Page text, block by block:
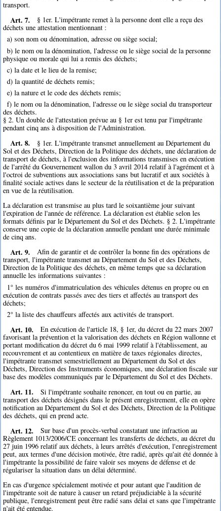
transport.
Art. 7.
§ 1er. L'impétrante remet à la personne dont elle a reçu des
déchets une attestation mentionnant :
a) son nom ou dénomination, adresse ou siège social;
b) le nom ou la dénomination, l'adresse ou le siège social de la personne
physique ou morale qui lui a remis des déchets;
c) la date et le lieu de la remise;
d) la quantité de déchets remis;
e) la nature et le code des déchets remis;
f) le nom ou la dénomination, l'adresse ou le siège social du transporteur
des déchets.
§ 2. Un double de l'attestation prévue au § 1er est tenu par l'impétrante
pendant cinq ans à disposition de l'Administration.
Art. 8.
§ 1er. L'impétrante transmet annuellement au Département du
Sol et des Déchets, Direction de la Politique des déchets, une déclaration de
transport de déchets, à l'exclusion des informations transmises en exécution
de l'arrêté du Gouvernement wallon du 3 avril 2014 relatif à l'agrément et à
l'octroi de subventions aux associations sans but lucratif et aux sociétés à
finalité sociale actives dans le secteur de la réutilisation et de la préparation
en vue de la réutilisation.
La déclaration est transmise au plus tard le soixantième jour suivant
l'expiration de l'année de référence. La déclaration est établie selon les
formats définis par le Département du Sol et des Déchets. § 2. L'impétrante
conserve une copie de la déclaration annuelle pendant une durée minimale
de cinq ans.
Art. 9.
Afin de garantir et de contrôler la bonne fin des opérations de
transport, l'impétrante transmet au Département du Sol et des Déchets,
Direction de la Politique des déchets, en même temps que sa déclaration
annuelle les informations suivantes :
1° les numéros d'immatriculation des véhicules détenus en propre ou en
exécution de contrats passés avec des tiers et affectés au transport des
déchets;
2° la liste des chauffeurs affectés aux activités de transport.
Art. 10.
En exécution de l'article 18, § 1er, du décret du 22 mars 2007
favorisant la prévention et la valorisation des déchets en Région wallonne et
portant modification du décret du 6 mai 1999 relatif à l'établissement, au
recouvrement et au contentieux en matière de taxes régionales directes,
l'impétrante transmet semestriellement au Département du Sol et des
Déchets, Direction des Instruments économiques, une déclaration fiscale sur
base des modèles communiqués par le Département du Sol et des Déchets.
Art. 11.
Si l'impétrante souhaite renoncer, en tout ou en partie, au
transport des déchets désignés dans le présent enregistrement, elle en opère
notification au Département du Sol et des Déchets, Direction de la Politique
des déchets, qui en prend acte.
Art. 12.
Sur base d'un procès-verbal constatant une infraction au
Règlement 1013/2006/CE concernant les transferts de déchets, au décret du
27 juin 1996 relatif aux déchets, à leurs arrêtés d'exécution, l'enregistrement
peut, aux termes d'une décision motivée, être radié, après qu'ait été donnée à
l'impétrante la possibilité de faire valoir ses moyens de défense et de
régulariser la situation dans un délai déterminé.
En cas d'urgence spécialement motivée et pour autant que l'audition de
l'impétrante soit de nature à causer un retard préjudiciable à la sécurité
publique, l'enregistrement peut être radié sans délai et sans que l'impétrante
n'ait été entendue.